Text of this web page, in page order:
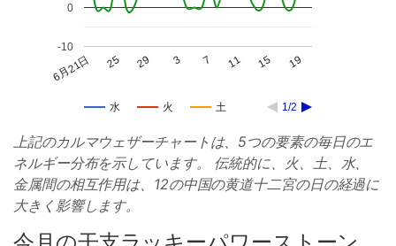
水 火 土 1/2
6月21日 25 29 3 7 11 15 19
-10
0
上記のカルマウェザーチャートは、5つの要素の毎日のエ
ネルギー分布を示しています。 伝統的に、火、土、水、
金属間の相互作用は、12の中国の黄道十二宮の日の経過に
大きく影響します。